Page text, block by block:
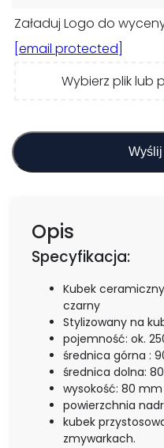
Załaduj Logo do
[email protected]
Wybierz plik lub
Opis
Specyfikacja:
Kubek
czarny
Stylizowany na
pojemność: ok.
średnica górna :
średnica dolna:
wysokość: 80 mm
powierzchnia
kubek
zmywarkach.